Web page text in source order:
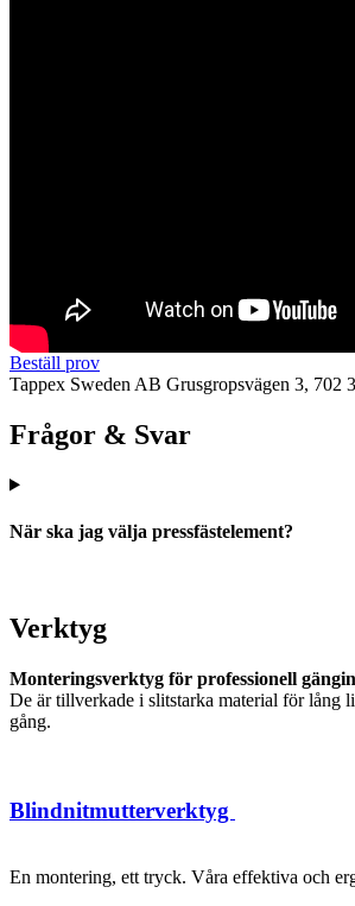
Beställ prov
Tappex Sweden AB Grusgropsvägen 3, 702
Frågor & Svar
När ska jag välja pressfästelement?
Verktyg
Monteringsverktyg för professionell
De är tillverkade i slitstarka material för lång
gång.
Blindnitmutterverktyg
En montering, ett tryck. Våra effektiva och